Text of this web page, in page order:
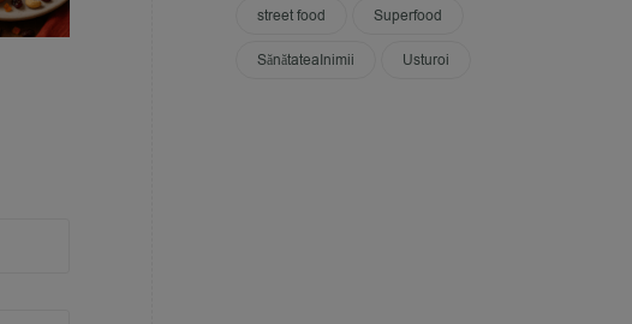
street food Superfood
SănătateaInimii Usturoi